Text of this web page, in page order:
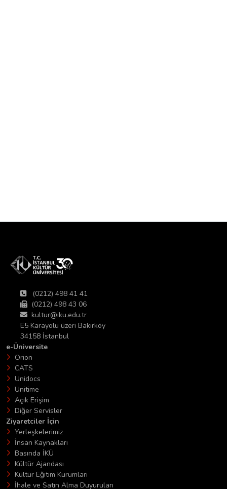
(0212) 498 41 41
(0212) 498 43 06
kultur@iku.edu.tr
E5 Karayolu üzeri Bakırköy
34158 İstanbul
e-Üniversite
Orion
CATS
Unidocs
Unitime
Açık Erişim
Diğer Servisler
Ziyaretciler İçin
Yerleşkelerimiz
İnsan Kaynakları
Basında İKÜ
Kültür Ajandası
Kültür Eğitim Kurumları
İhale ve Satın Alma Duyuruları